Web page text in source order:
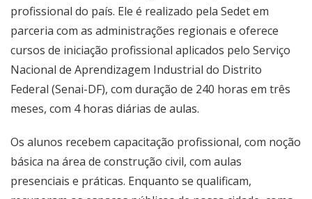
profissional do país. Ele é realizado pela Sedet em
parceria com as administrações regionais e oferece
cursos de iniciação profissional aplicados pelo Serviço
Nacional de Aprendizagem Industrial do Distrito
Federal (Senai-DF), com duração de 240 horas em três
meses, com 4 horas diárias de aulas.
Os alunos recebem capacitação profissional, com noção
básica na área de construção civil, com aulas
presenciais e práticas. Enquanto se qualificam,